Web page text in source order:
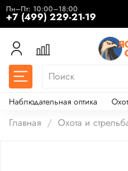
Пн–Пт: 10:00–18:00
+7 (499) 229-21-19
Наблюдательная оптика
Главная Охота и